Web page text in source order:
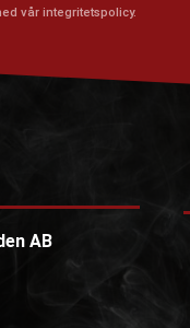
vår integritetspolicy.
AB